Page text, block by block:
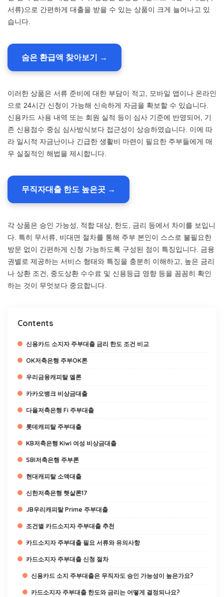
서류)으로 간편하게 대출을 받을 수 있는 상품이 크게 늘어나고 있
습니다.
숨은 환급액 찾아보기 →
이러한 상품은 서류 준비에 대한 부담이 적고, 모바일 앱이나 온라인
으로 24시간 신청이 가능해 신속하게 자금을 확보할 수 있습니다.
신용카드 사용 내역 또는 회원 실적 등이 심사 기준에 반영되어, 기
존 신용점수 중심 심사방식보다 접근성이 상승하였습니다. 이에 따
라 일시적 자금난이나 긴급한 생활비 마련이 필요한 주부들에게 매
우 실질적인 해법을 제시합니다.
무직자대출 한도 높은곳 →
각 상품은 승인 가능성, 적합 대상, 한도, 금리 등에서 차이를 보입니
다. 특히 무서류, 비대면 절차를 통해 주부 본인이 스스로 불필요한
방문 없이 간편하게 신청 가능하도록 구성된 점이 특징입니다. 금융
권별로 제공하는 서비스 형태와 특징을 충분히 이해하고, 높은 금리
나 상환 조건, 중도상환 수수료 및 신용등급 영향 등을 꼼꼼히 확인
하는 것이 무엇보다 중요합니다.
Contents
신용카드 소지자 주부대출 금리 한도 조건 비교
OK저축은행 주부OK론
우리금융캐피탈 엘론
카카오뱅크 비상금대출
다올저축은행 Fi 주부대출
롯데캐피탈 주부대출
KB저축은행 Kiwi 여성 비상금대출
SBI저축은행 주부론
현대캐피탈 소액대출
신한저축은행 햇살론17
JB우리캐피탈 Prime 주부대출
조건별 카드소지자 주부대출 추천
카드소지자 주부대출 필요 서류와 유의사항
카드소지자 주부대출 신청 절차
신용카드 소지 주부대출은 무직자도 승인 가능성이 높은가요?
카드소지자 주부대출 한도와 금리는 어떻게 결정되나요?